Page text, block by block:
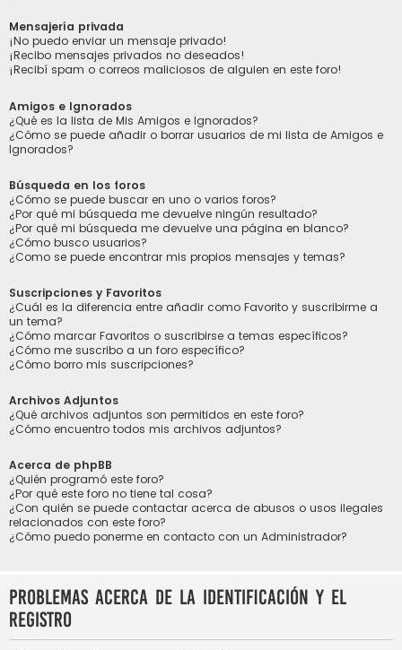
Mensajería privada
¡No puedo enviar un mensaje privado!
¡Recibo mensajes privados no deseados!
¡Recibí spam o correos maliciosos de alguien en este foro!
Amigos e Ignorados
¿Qué es la lista de Mis Amigos e Ignorados?
¿Cómo se puede añadir o borrar usuarios de mi lista de Amigos e
Ignorados?
Búsqueda en los foros
¿Cómo se puede buscar en uno o varios foros?
¿Por qué mi búsqueda me devuelve ningún resultado?
¿Por qué mi búsqueda me devuelve una página en blanco?
¿Cómo busco usuarios?
¿Como se puede encontrar mis propios mensajes y temas?
Suscripciones y Favoritos
¿Cuál es la diferencia entre añadir como Favorito y suscribirme a
un tema?
¿Cómo marcar Favoritos o suscribirse a temas específicos?
¿Cómo me suscribo a un foro específico?
¿Cómo borro mis suscripciones?
Archivos Adjuntos
¿Qué archivos adjuntos son permitidos en este foro?
¿Cómo encuentro todos mis archivos adjuntos?
Acerca de phpBB
¿Quién programó este foro?
¿Por qué este foro no tiene tal cosa?
¿Con quién se puede contactar acerca de abusos o usos ilegales
relacionados con este foro?
¿Cómo puedo ponerme en contacto con un Administrador?
Problemas acerca de la identificación y el
registro